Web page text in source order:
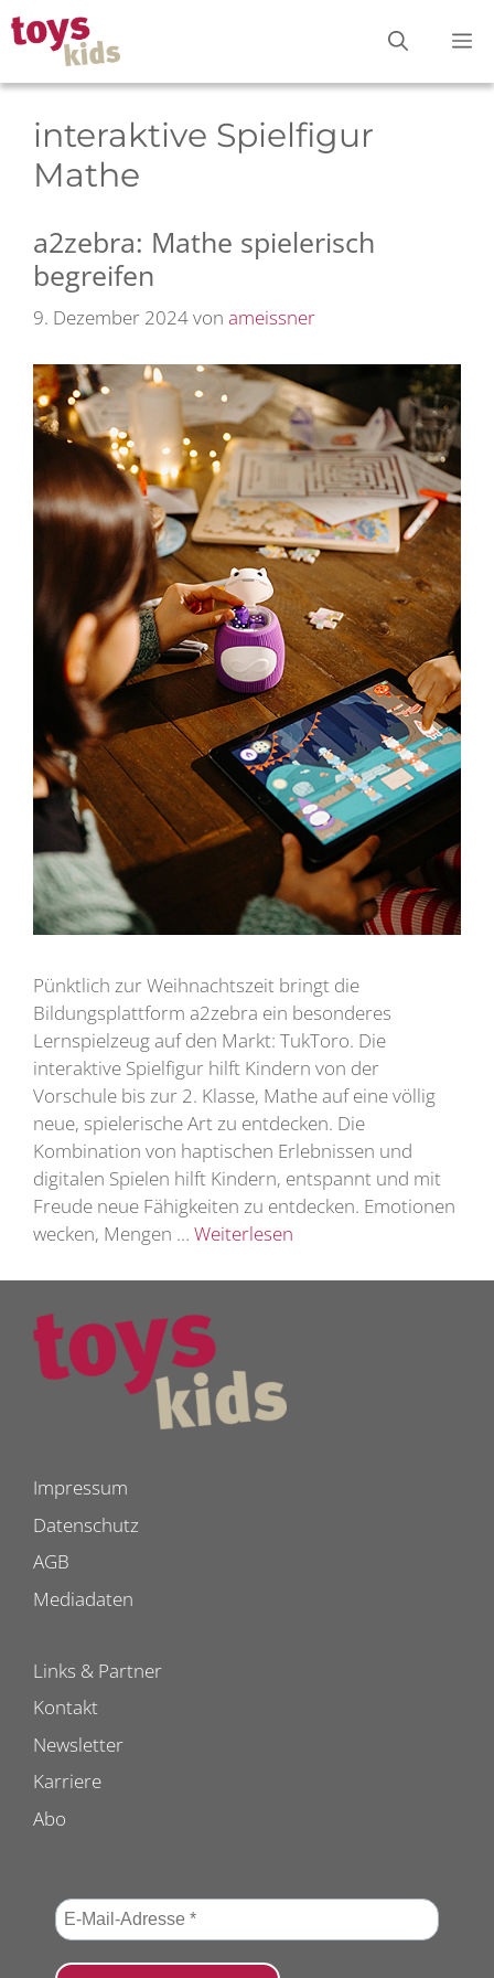
Zum
Inhalt
springen
interaktive Spielfigur
Mathe
a2zebra: Mathe spielerisch
begreifen
9. Dezember 2024von ameissner
Pünktlich zur Weihnachtszeit bringt die
Bildungsplattform a2zebra ein besonderes
Lernspielzeug auf den Markt: TukToro. Die
interaktive Spielfigur hilft Kindern von der
Vorschule bis zur 2. Klasse, Mathe auf eine völlig
neue, spielerische Art zu entdecken. Die
Kombination von haptischen Erlebnissen und
digitalen Spielen hilft Kindern, entspannt und mit
Freude neue Fähigkeiten zu entdecken. Emotionen
wecken, Mengen … Weiterlesen
Impressum
Datenschutz
AGB
Mediadaten
Links & Partner
Kontakt
Newsletter
Karriere
Abo